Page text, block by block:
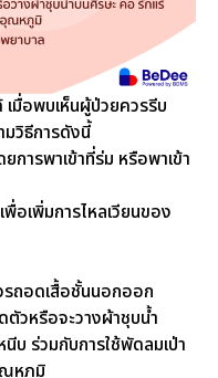
มื่อพบเห็นผู้ป่วยควรรีบ
วิธีการดังนี้
การพาเข้าที่ร่ม หรือพาเข้า
อเพิ่มการไหลเวียนของ
ถอดเสื้อชั้นนอกออก
ตัวหรือจะวางผ้าชุบน้ำ
บ ร่วมกับการใช้พัดลมเป่า
ณหภูมิ